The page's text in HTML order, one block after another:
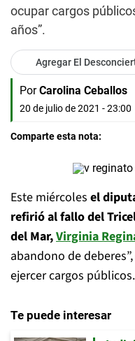
ocupar cargos
años”.
Agregar El
Por Carolina Ceballos
20 de julio de 2021 - 23:00
Comparte esta nota:
Este miércoles el
refirió al fallo del
del Mar,Virginia
abandono de
ejercer cargos públicos.
Te puede interesar